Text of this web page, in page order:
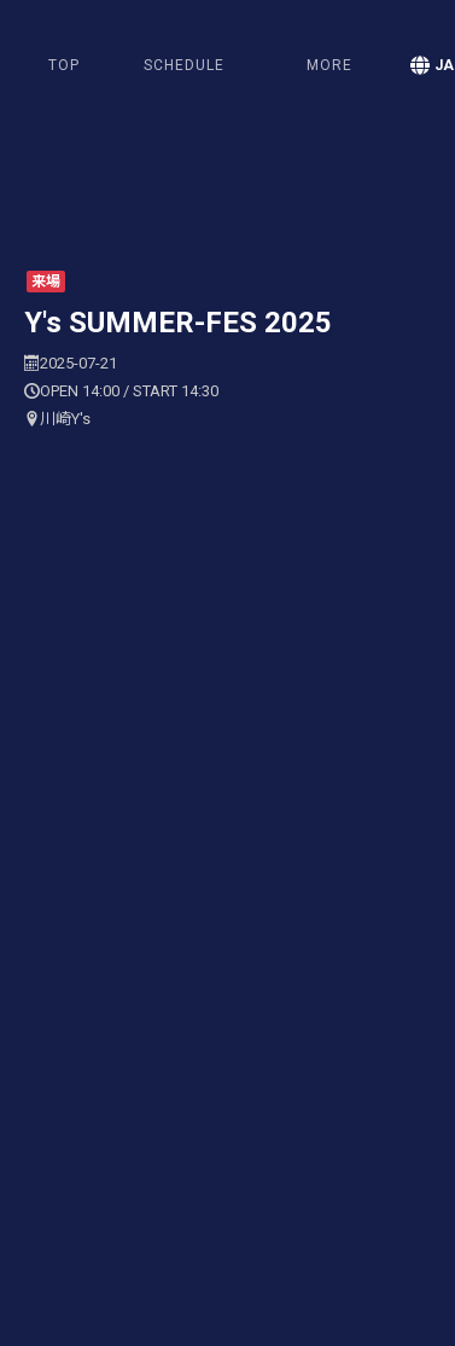
TOP SCHEDULE MORE JA
来場
Y's SUMMER-FES 2025
2025-07-21
OPEN 14:00 / START 14:30
川崎Y's